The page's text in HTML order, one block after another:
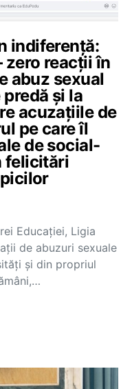
indiferență:
zero reacții în
abuz sexual
și la
acuzațiile de
pe care îl
de social-
felicitări
Educației, Ligia
de abuzuri sexuale
și din propriul